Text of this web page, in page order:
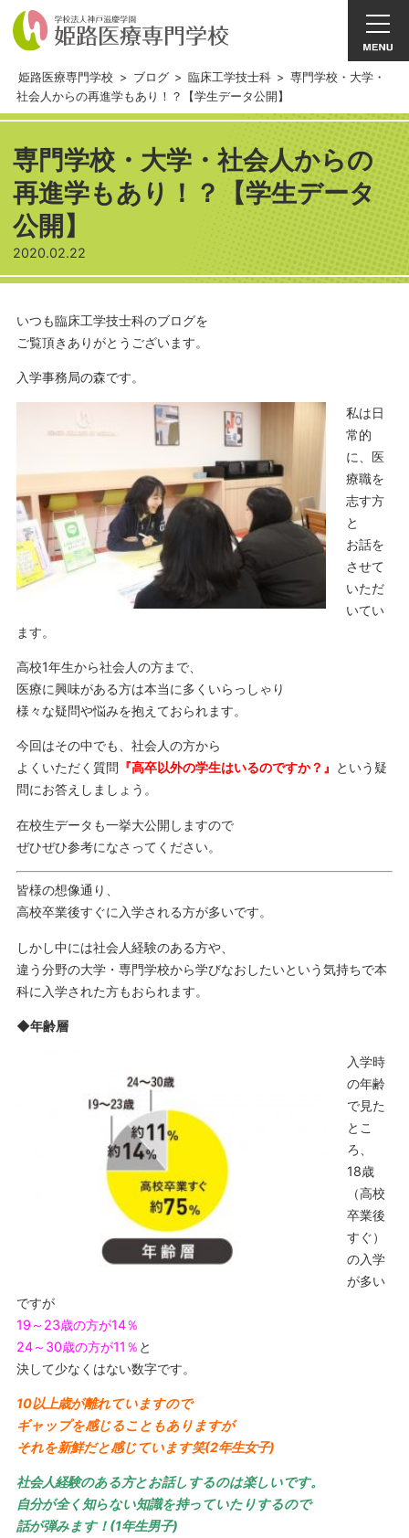
姫路医療専門学校 > ブログ > 臨床工学技士科 > 専門学校・大学・
社会人からの再進学もあり！？【学生データ公開】
専門学校・大学・社会人からの
再進学もあり！？【学生データ
公開】
2020.02.22
いつも臨床工学技士科のブログを
ご覧頂きありがとうございます。
入学事務局の森です。
私は日
常的
に、医
療職を
志す方
と
お話を
させて
いただ
いてい
ます。
高校1年生から社会人の方まで、
医療に興味がある方は本当に多くいらっしゃり
様々な疑問や悩みを抱えておられます。
今回はその中でも、社会人の方から
よくいただく質問 『高卒以外の学生はいるのですか？』 という疑
問にお答えしましょう。
在校生データも一挙大公開しますので
ぜひぜひ参考になさってください。
皆様の想像通り、
高校卒業後すぐに入学される方が多いです。
しかし中には社会人経験のある方や、
違う分野の大学・専門学校から学びなおしたいという気持ちで本
科に入学された方もおられます。
◆年齢層
入学時
の年齢
で見た
とこ
ろ、
18歳
（高校
卒業後
すぐ）
の入学
が多い
ですが
19～23歳の方が14％
24～30歳の方が11％ と
決して少なくはない数字です。
10以上歳が離れていますので
ギャップを感じることもありますが
それを新鮮だと感じています笑(2年生女子)
社会人経験のある方とお話しするのは楽しいです。
自分が全く知らない知識を持っていたりするので
話が弾みます！(1年生男子)